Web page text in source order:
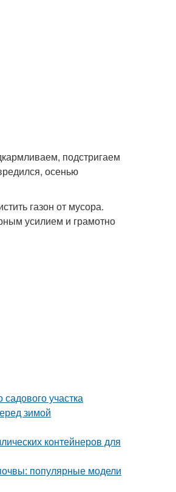
подстригаем
осенью
газон от мусора.
усилием и грамотно
участка
зимой
контейнеров для
популярные модели